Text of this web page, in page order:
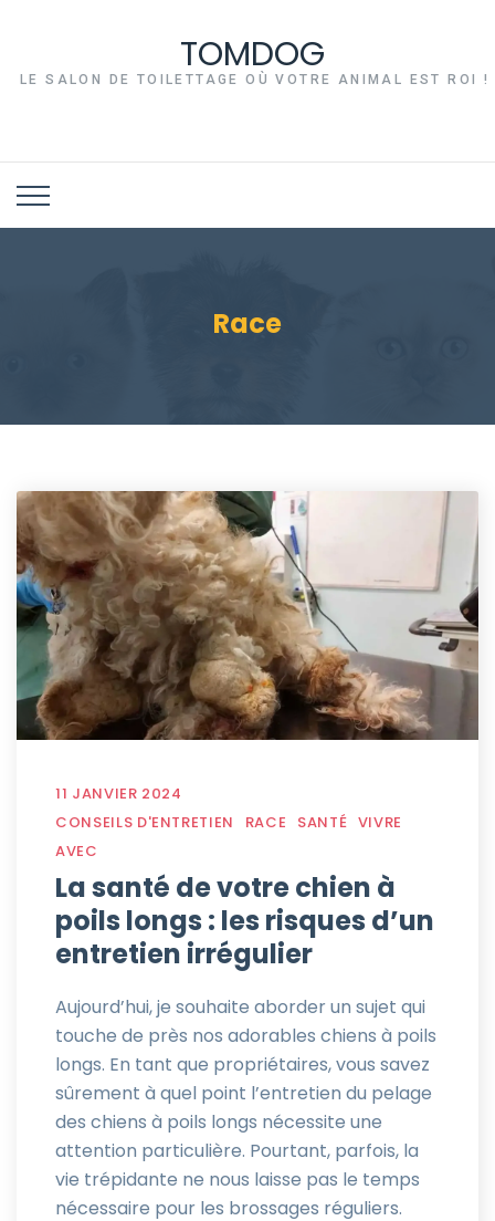
TOMDOG
LE SALON DE TOILETTAGE OÙ VOTRE ANIMAL EST ROI !
Race
11 JANVIER 2024
CONSEILS D'ENTRETIEN
RACE SANTÉ VIVRE
AVEC
La santé de votre chien à
poils longs : les risques d’un
entretien irrégulier
Aujourd’hui, je souhaite aborder un sujet qui
touche de près nos adorables chiens à poils
longs. En tant que propriétaires, vous savez
sûrement à quel point l’entretien du pelage
des chiens à poils longs nécessite une
attention particulière. Pourtant, parfois, la
vie trépidante ne nous laisse pas le temps
nécessaire pour les brossages réguliers.